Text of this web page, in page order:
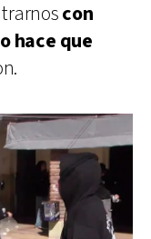
con
hace que